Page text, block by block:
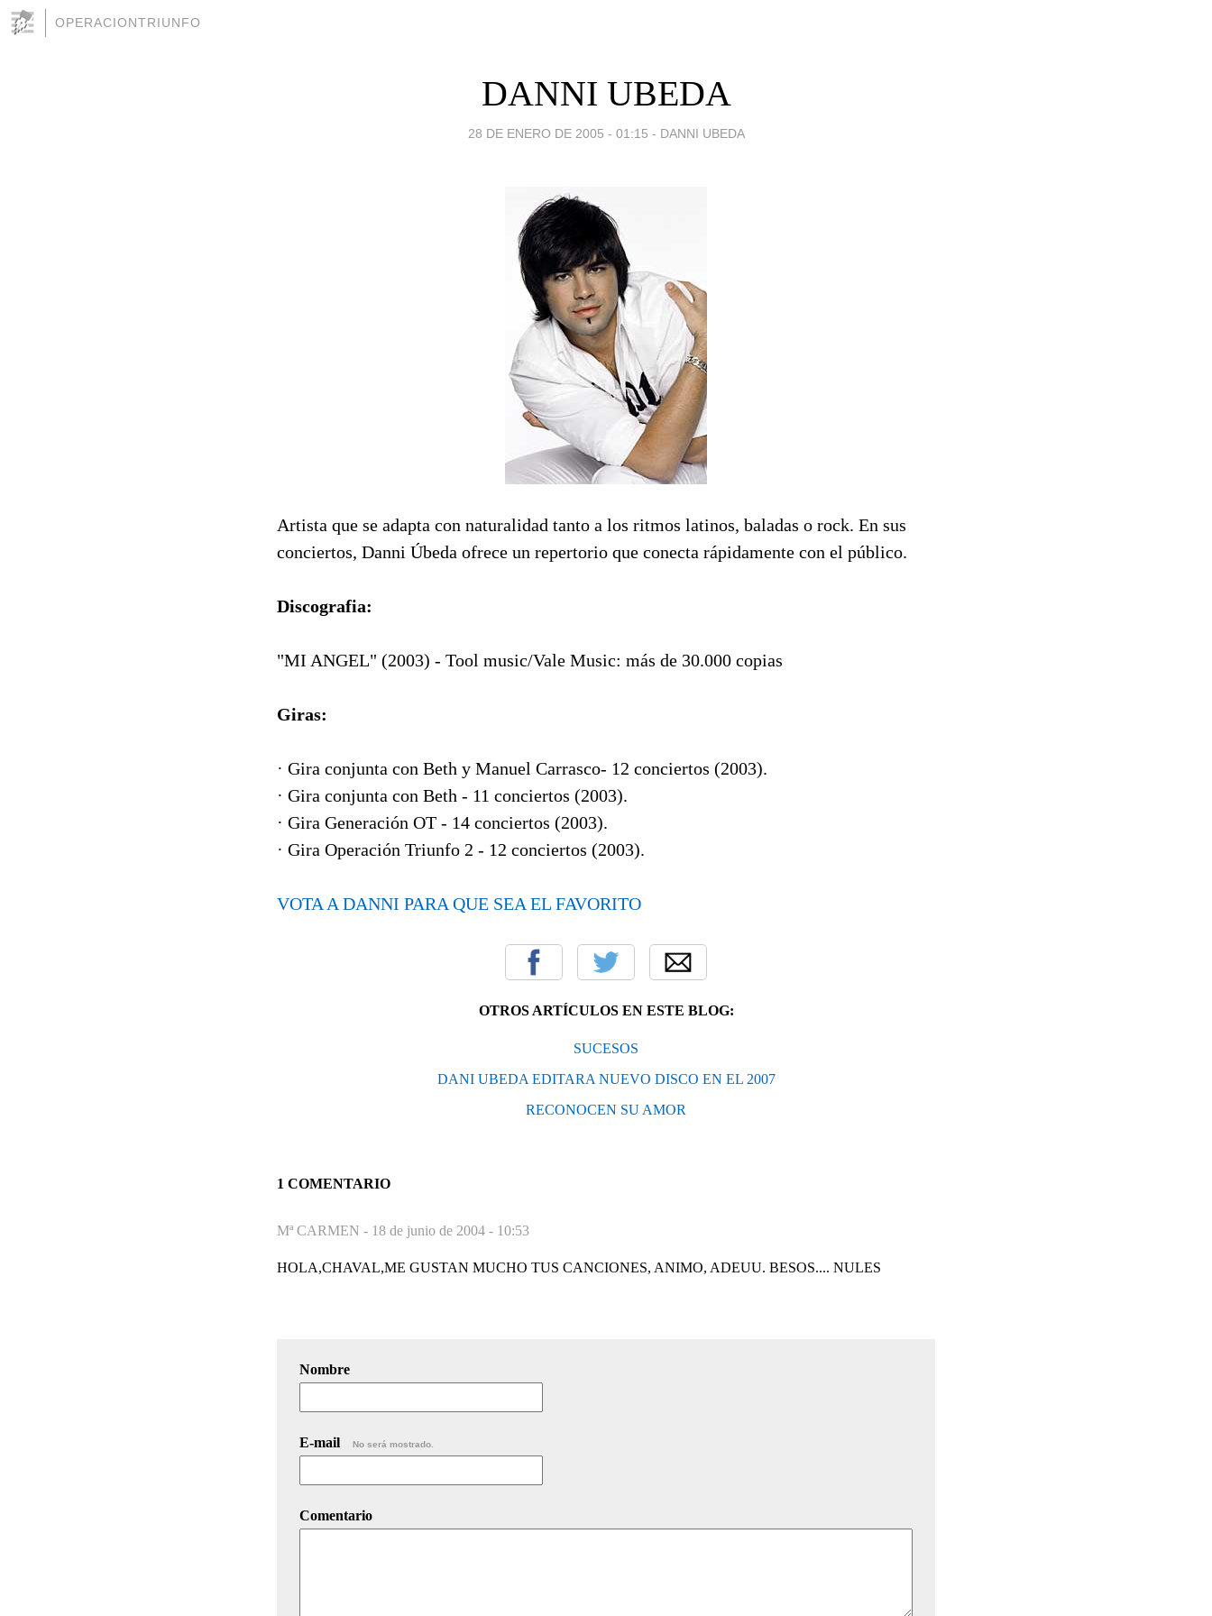
OPERACIONTRIUNFO
DANNI UBEDA
28 DE ENERO DE 2005 - 01:15 - DANNI UBEDA
Artista que se adapta con naturalidad tanto a los ritmos latinos, baladas o rock. En sus
conciertos, Danni Úbeda ofrece un repertorio que conecta rápidamente con el público.
Discografia:
"MI ANGEL" (2003) - Tool music/Vale Music: más de 30.000 copias
Giras:
· Gira conjunta con Beth y Manuel Carrasco- 12 conciertos (2003).
· Gira conjunta con Beth - 11 conciertos (2003).
· Gira Generación OT - 14 conciertos (2003).
· Gira Operación Triunfo 2 - 12 conciertos (2003).
VOTA A DANNI PARA QUE SEA EL FAVORITO
OTROS ARTÍCULOS EN ESTE BLOG:
SUCESOS
DANI UBEDA EDITARA NUEVO DISCO EN EL 2007
RECONOCEN SU AMOR
1 COMENTARIO
Mª CARMEN - 18 de junio de 2004 - 10:53
HOLA,CHAVAL,ME GUSTAN MUCHO TUS CANCIONES, ANIMO, ADEUU. BESOS.... NULES
Nombre
E-mail No será mostrado.
Comentario